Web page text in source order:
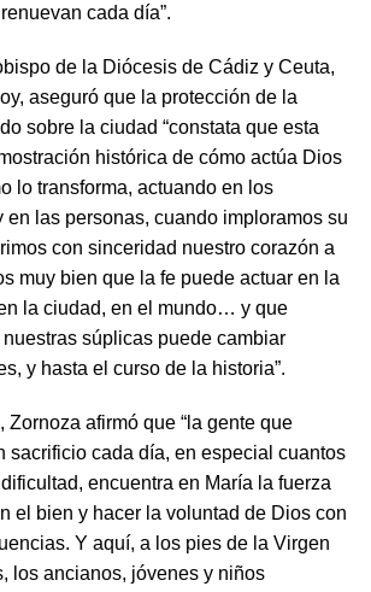
cada día”.
de la Diócesis de Cádiz y Ceuta,
aseguró que la protección de la
sobre la ciudad “constata que esta
histórica de cómo actúa Dios
lo transforma, actuando en los
en las personas, cuando imploramos su
con sinceridad nuestro corazón a
muy bien que la fe puede actuar en la
la ciudad, en el mundo… y que
súplicas puede cambiar
y hasta el curso de la historia”.
Zornoza afirmó que “la gente que
sacrificio cada día, en especial cuantos
encuentra en María la fuerza
el bien y hacer la voluntad de Dios con
Y aquí, a los pies de la Virgen
los ancianos, jóvenes y niños